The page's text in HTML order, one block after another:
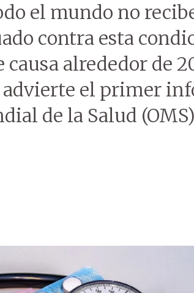
el mundo no
contra esta
causa alrededor de
advierte el primer
de la Salud